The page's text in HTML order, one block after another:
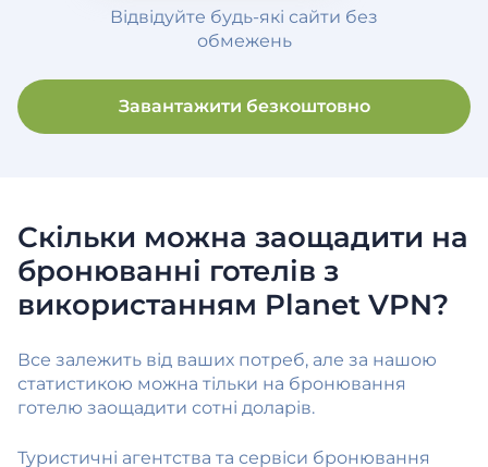
Відвідуйте будь-які сайти без
обмежень
Завантажити безкоштовно
Скільки можна заощадити на
бронюванні готелів з
використанням Planet VPN?
Все залежить від ваших потреб, але за нашою
статистикою можна тільки на бронювання
готелю заощадити сотні доларів.
Туристичні агентства та сервіси бронювання